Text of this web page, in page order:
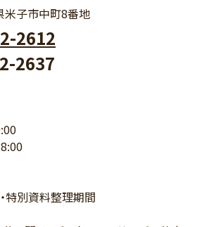
米子市中町8番地
2612
2637
特別資料整理期間